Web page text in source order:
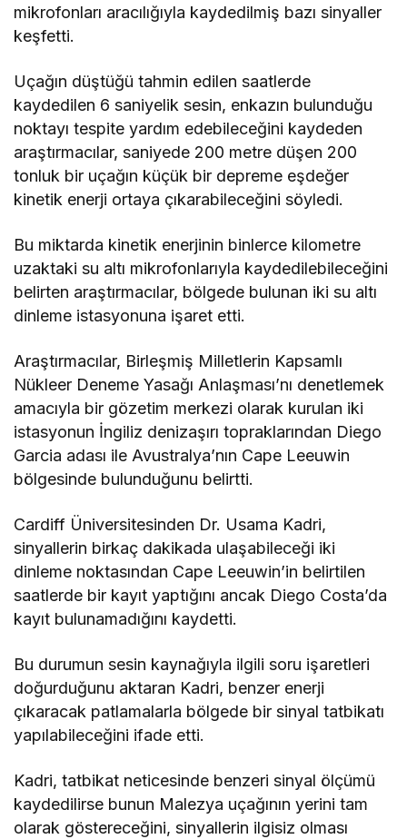
mikrofonları aracılığıyla kaydedilmiş bazı sinyaller
keşfetti.
Uçağın düştüğü tahmin edilen saatlerde
kaydedilen 6 saniyelik sesin, enkazın bulunduğu
noktayı tespite yardım edebileceğini kaydeden
araştırmacılar, saniyede 200 metre düşen 200
tonluk bir uçağın küçük bir depreme eşdeğer
kinetik enerji ortaya çıkarabileceğini söyledi.
Bu miktarda kinetik enerjinin binlerce kilometre
uzaktaki su altı mikrofonlarıyla kaydedilebileceğini
belirten araştırmacılar, bölgede bulunan iki su altı
dinleme istasyonuna işaret etti.
Araştırmacılar, Birleşmiş Milletlerin Kapsamlı
Nükleer Deneme Yasağı Anlaşması’nı denetlemek
amacıyla bir gözetim merkezi olarak kurulan iki
istasyonun İngiliz denizaşırı topraklarından Diego
Garcia adası ile Avustralya’nın Cape Leeuwin
bölgesinde bulunduğunu belirtti.
Cardiff Üniversitesinden Dr. Usama Kadri,
sinyallerin birkaç dakikada ulaşabileceği iki
dinleme noktasından Cape Leeuwin’in belirtilen
saatlerde bir kayıt yaptığını ancak Diego Costa’da
kayıt bulunamadığını kaydetti.
Bu durumun sesin kaynağıyla ilgili soru işaretleri
doğurduğunu aktaran Kadri, benzer enerji
çıkaracak patlamalarla bölgede bir sinyal tatbikatı
yapılabileceğini ifade etti.
Kadri, tatbikat neticesinde benzeri sinyal ölçümü
kaydedilirse bunun Malezya uçağının yerini tam
olarak göstereceğini, sinyallerin ilgisiz olması